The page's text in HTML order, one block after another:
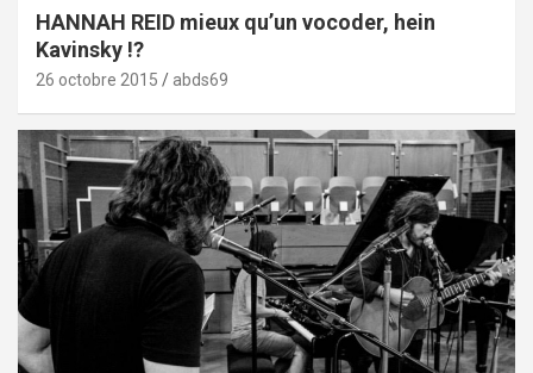
HANNAH REID mieux qu’un vocoder, hein
Kavinsky !?
26 octobre 2015 abds69